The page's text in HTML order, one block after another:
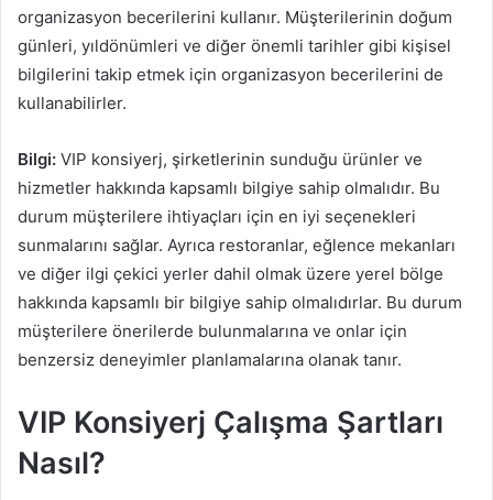
organizasyon becerilerini kullanır. Müşterilerinin doğum
günleri, yıldönümleri ve diğer önemli tarihler gibi kişisel
bilgilerini takip etmek için organizasyon becerilerini de
kullanabilirler.
Bilgi: VIP konsiyerj, şirketlerinin sunduğu ürünler ve
hizmetler hakkında kapsamlı bilgiye sahip olmalıdır. Bu
durum müşterilere ihtiyaçları için en iyi seçenekleri
sunmalarını sağlar. Ayrıca restoranlar, eğlence mekanları
ve diğer ilgi çekici yerler dahil olmak üzere yerel bölge
hakkında kapsamlı bir bilgiye sahip olmalıdırlar. Bu durum
müşterilere önerilerde bulunmalarına ve onlar için
benzersiz deneyimler planlamalarına olanak tanır.
VIP Konsiyerj Çalışma Şartları
Nasıl?